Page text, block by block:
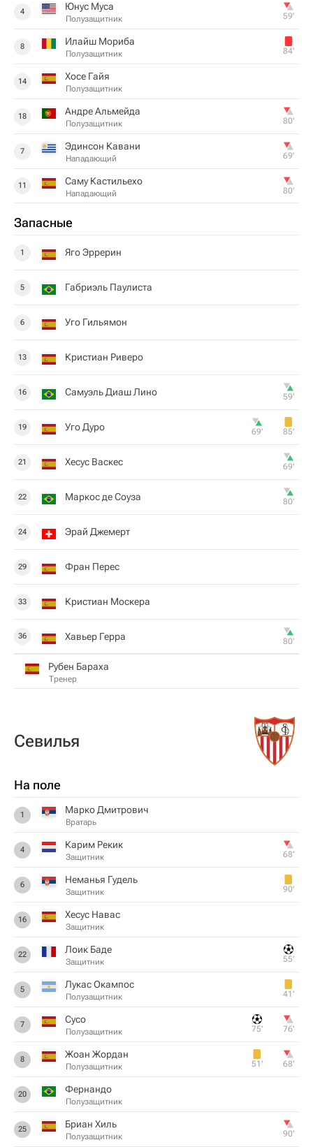
4 Юнус Муса
Полузащитник 59‎’‎
8 Илайш Мориба
Полузащитник 84‎’‎
14 Хосе Гайя
Полузащитник
18 Андре Альмейда
Полузащитник 80‎’‎
7 Эдинсон Кавани
Нападающий 69‎’‎
11 Саму Кастильехо
Нападающий 80‎’‎
Запасные
1 Яго Эррерин
5 Габриэль Паулиста
6 Уго Гильямон
13 Кристиан Риверо
16 Самуэль Диаш Лино 59‎’‎
19 Уго Дуро 69‎’‎ 85‎’‎
21 Хесус Васкес 69‎’‎
22 Маркос де Соуза 80‎’‎
24 Эрай Джемерт
29 Фран Перес
33 Кристиан Москера
36 Хавьер Герра 80‎’‎
Рубен Бараха
Тренер
Севилья
На поле
1 Марко Дмитрович
Вратарь
4 Карим Рекик
Защитник 68‎’‎
6 Неманья Гудель
Защитник 90‎’‎
16 Хесус Навас
Защитник
22 Лоик Баде
Защитник 55‎’‎
5 Лукас Окампос
Полузащитник 41‎’‎
7 Сусо
Полузащитник 75‎’‎ 76‎’‎
8 Жоан Жордан
Полузащитник 51‎’‎ 68‎’‎
20 Фернандо
Полузащитник
25 Бриан Хиль
Полузащитник 90‎’‎